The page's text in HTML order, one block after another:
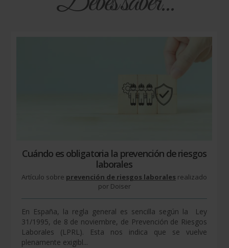
Cuándo es obligatoria la prevención de riesgos
laborales
Artículo sobre prevención de riesgos laborales realizado
por Doiser
En España, la regla general es sencilla según la Ley
31/1995, de 8 de noviembre, de Prevención de Riesgos
Laborales (LPRL). Esta nos indica que se vuelve
plenamente exigibl...